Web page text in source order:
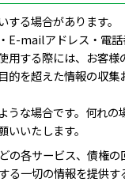
る場合があります。
E-mailアドレス・電
する際には、お客様
を超えた情報の収集
な場合です。何れ
いたします。
の各サービス、債権の
る一切の情報を提供